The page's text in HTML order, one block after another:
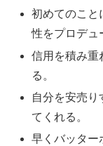
初めてのこと
性をプロデュ
信用を積み重
る。
自分を安売り
てくれる。
早くバッター